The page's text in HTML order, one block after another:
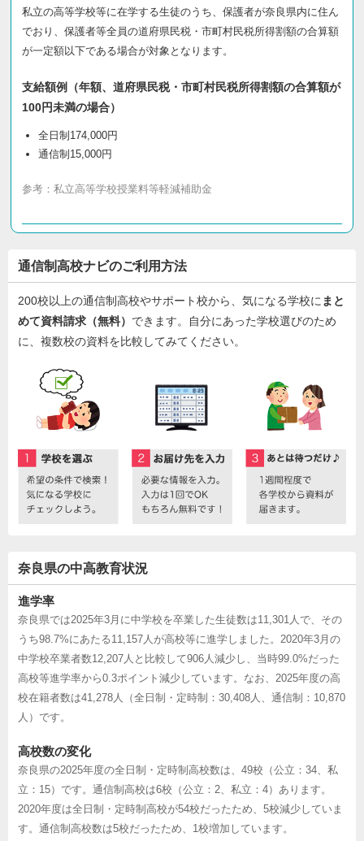
私立の高等学校等に在学する生徒のうち、保護者が奈良県内に住ん
でおり、保護者等全員の道府県民税・市町村民税所得割額の合算額
が一定額以下である場合が対象となります。
支給額例（年額、道府県民税・市町村民税所得割額の合算額が
100円未満の場合）
全日制174,000円
通信制15,000円
参考： 私立高等学校授業料等軽減補助金
通信制高校ナビのご利用方法
200校以上の通信制高校やサポート校から、気になる学校にまと
めて資料請求（無料） できます。自分にあった学校選びのため
に、複数校の資料を比較してみてください。
奈良県の中高教育状況
進学率
奈良県では2025年3月に中学校を卒業した生徒数は11,301人で、その
うち98.7%にあたる11,157人が高校等に進学しました。2020年3月の
中学校卒業者数12,207人と比較して906人減少し、当時99.0%だった
高校等進学率から0.3ポイント減少しています。なお、2025年度の高
校在籍者数は41,278人（全日制・定時制：30,408人、通信制：10,870
人）です。
高校数の変化
奈良県の2025年度の全日制・定時制高校数は、49校（公立：34、私
立：15）です。通信制高校は6校（公立：2、私立：4）あります。
2020年度は全日制・定時制高校が54校だったため、5校減少していま
す。通信制高校数は5校だったため、1校増加しています。